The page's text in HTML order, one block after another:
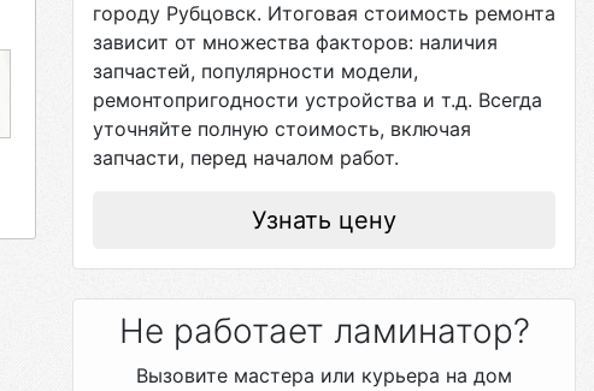
городу Рубцовск. Итоговая стоимость ремонта
зависит от множества факторов: наличия
запчастей, популярности модели,
ремонтопригодности устройства и т.д. Всегда
уточняйте полную стоимость, включая
запчасти, перед началом работ.
Узнать цену
Не работает ламинатор?
Вызовите мастера или курьера на дом